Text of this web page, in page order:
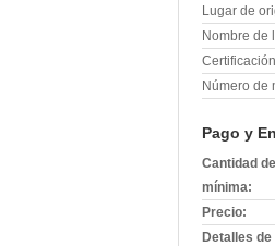
Lugar de
Nombre de
Número de
Pago y
Cantidad
mínima:
Precio:
Detalles